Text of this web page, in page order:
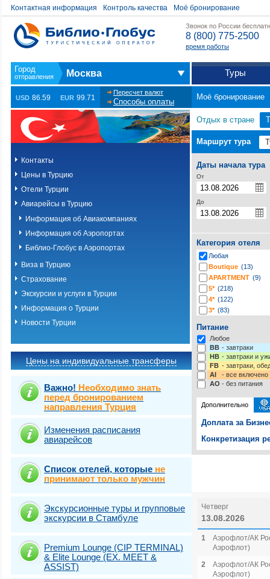
Контактная информация Контроль качества Моё бронирование
Звонок по России
8 (800) 775-2500
время работы
Москва Туры
USD 86.59 EUR 99.71
Пересчет валют
Способы оплаты
Моё бронирование
Контакты
Цены в Турцию
Отели Турции
Авиарейсы в Турцию
Информация об Авиакомпаниях
Информация об Аэропортах
Библио-Глобус в Аэропортах
Виза в Турцию
Страхование
Экскурсии и услуги в Турции
Информация о Турции
Новости Турции
Цены на индивидуальные трансферы
Важно! Необходимо знать
перед бронированием
направления Турция
Изменения расписания
авиарейсов
Список отелей, которые не
принимают только мужчин
Экскурсионные туры и групповые
экскурсии в Стамбуле
Premium Lounge (CIP TERMINAL)
& Elite Lounge (EX. MEET &
ASSIST)
Отдых в стране
Маршрут тура
Даты начала тура
От
До
Категория отеля
Любая
Boutique (13)
APARTMENT (9)
5* (218)
4* (122)
3* (83)
-* (3)
Питание
Любое
BB - завтраки
HB - завтраки и
FB - завтраки,
AI
- все включено
AO - без питания
Дополнительно
Доплата за
Конкретизация
Четверг
13.08.2026
1
Аэрофлот/АК
Аэрофлот)
2
Аэрофлот/АК
Аэрофлот)